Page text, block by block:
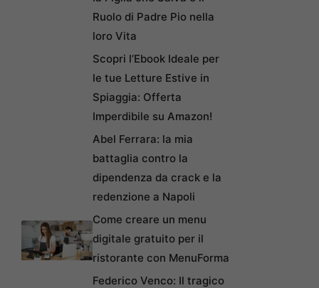
Ruolo di Padre Pio nella
loro Vita
Scopri l’Ebook Ideale per
le tue Letture Estive in
Spiaggia: Offerta
Imperdibile su Amazon!
Abel Ferrara: la mia
battaglia contro la
dipendenza da crack e la
redenzione a Napoli
Come creare un menu
digitale gratuito per il
ristorante con MenuForma
Federico Venco: Il tragico